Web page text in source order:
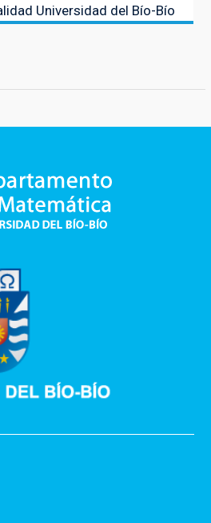
Universidad del Bío-Bío